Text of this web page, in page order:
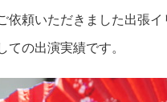
依頼いただきました出張
ての出演実績です。